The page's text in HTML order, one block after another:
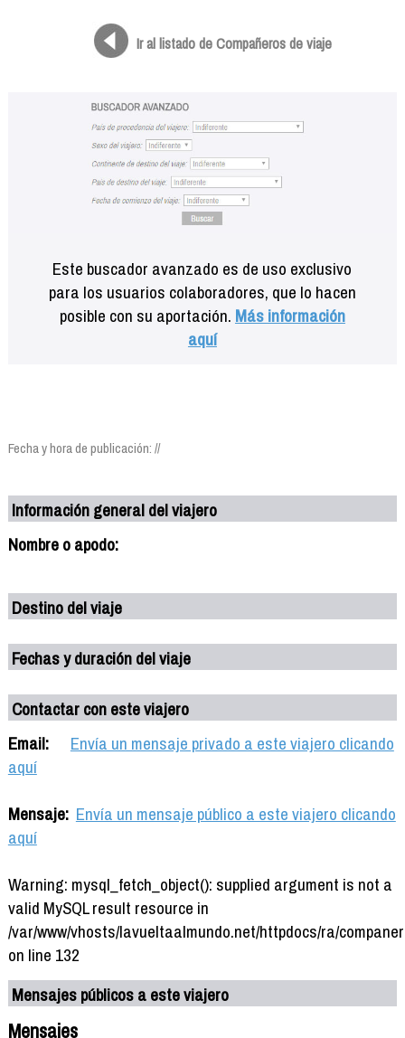
Ir al listado de Compañeros de viaje
Este buscador avanzado es de uso exclusivo
para los usuarios colaboradores, que lo hacen
posible con su aportación. Más información
aquí
Fecha y hora de publicación: //
Información general del viajero
Nombre o apodo:
Destino del viaje
Fechas y duración del viaje
Contactar con este viajero
Email:
Envía un mensaje privado a este viajero clicando
aquí
Mensaje: Envía un mensaje público a este viajero clicando
aquí
Warning: mysql_fetch_object(): supplied argument is not a
valid MySQL result resource in
/var/www/vhosts/lavueltaalmundo.net/httpdocs/ra/
on line 132
Mensajes públicos a este viajero
Mensajes